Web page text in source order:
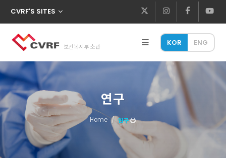
CVRF'S SITES
보건복지부 소관 KOR ENG
연구
Home 연구